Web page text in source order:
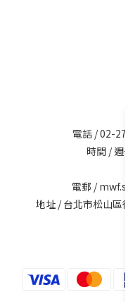
電話 / 02-
時間 / 週
電郵 /
地址 / 台北市松山區